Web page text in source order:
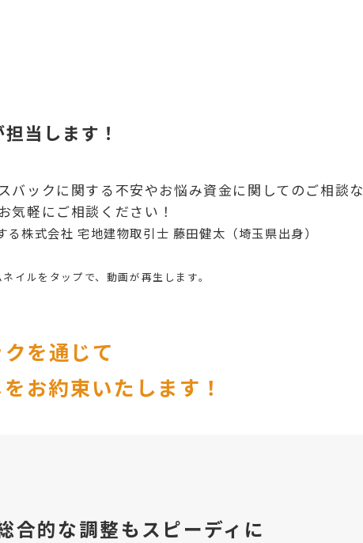
当します！
バックに関する不安やお悩み資金に関してのご相談な
気軽にご相談ください！
る株式会社 宅地建物取引士 藤田健太（埼玉県出身）
イルをタップで、動画が再生します。
を通じて
お約束いたします！
合的な調整もスピーディに